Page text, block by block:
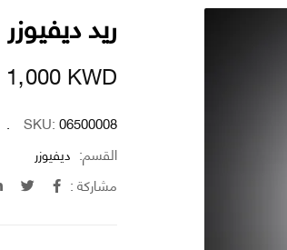
ريد
1٫000KWD
SKU:06500008
القسم: ديفيوزر
مشاركة :